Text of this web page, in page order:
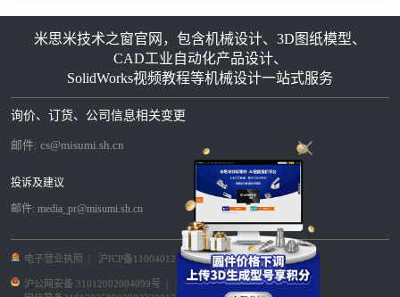
米思米技术之窗官网，包含机械设计、3D图纸模型、
CAD工业自动化产品设计、
SolidWorks视频教程等机械设计一站式服务
询价、订货、公司信息相关变更
邮件: cs@misumi.sh.cn
投诉及建议
邮件: media_pr@misumi.sh.cn
电子营业执照 沪ICP备11004012号-8|
沪公网安备 31012002004099号